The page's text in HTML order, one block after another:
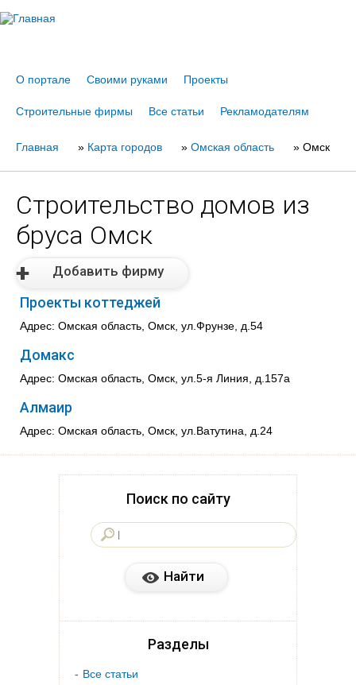
О портале Своими руками Проекты
Строительные фирмы Все статьи Рекламодателям
Вы
здесь
Главная » Карта городов » Омская область » Омск
Строительство домов из
бруса Омск
Добавить фирму
Проекты коттеджей
Адрес: Омская область, Омск, ул.Фрунзе, д.54
Домакс
Адрес: Омская область, Омск, ул.5-я Линия, д.157а
Алмаир
Адрес: Омская область, Омск, ул.Ватутина, д.24
Поиск по сайту
Разделы
Все статьи